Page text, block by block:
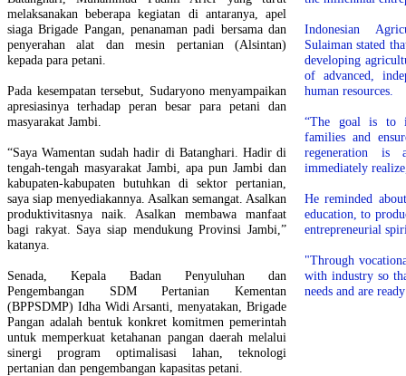
melaksanakan beberapa kegiatan di antaranya, apel
siaga Brigade Pangan, penanaman padi bersama dan
penyerahan alat dan mesin pertanian (Alsintan)
kepada para petani.
Pada kesempatan tersebut, Sudaryono menyampaikan
apresiasinya terhadap peran besar para petani dan
masyarakat Jambi.
“Saya Wamentan sudah hadir di Batanghari. Hadir di
tengah-tengah masyarakat Jambi, apa pun Jambi dan
kabupaten-kabupaten butuhkan di sektor pertanian,
saya siap menyediakannya. Asalkan semangat. Asalkan
produktivitasnya naik. Asalkan membawa manfaat
bagi rakyat. Saya siap mendukung Provinsi Jambi,”
katanya.
Senada, Kepala Badan Penyuluhan dan
Pengembangan SDM Pertanian Kementan
(BPPSDMP) Idha Widi Arsanti, menyatakan, Brigade
Pangan adalah bentuk konkret komitmen pemerintah
untuk memperkuat ketahanan pangan daerah melalui
sinergi program optimalisasi lahan, teknologi
pertanian dan pengembangan kapasitas petani.
Indonesian
Sulaiman stated
developing
of advanced,
human resources.
“The goal is to
families and
regeneration is
immediately
He reminded
education, to
entrepreneurial
"Through
with industry so
needs and are